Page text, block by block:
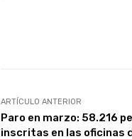
ARTÍCULO ANTERIOR
Paro en marzo: 58.216
inscritas en las oficinas